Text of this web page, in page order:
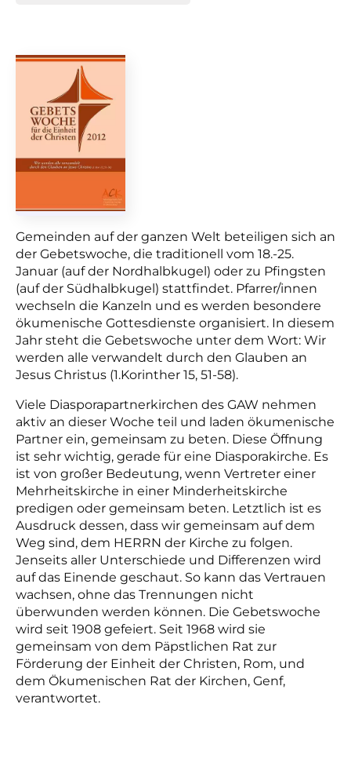
Gemeinden auf der ganzen Welt beteiligen sich an
der Gebetswoche, die traditionell vom 18.-25.
Januar (auf der Nordhalbkugel) oder zu Pfingsten
(auf der Südhalbkugel) stattfindet. Pfarrer/innen
wechseln die Kanzeln und es werden besondere
ökumenische Gottesdienste organisiert. In diesem
Jahr steht die Gebetswoche unter dem Wort: Wir
werden alle verwandelt durch den Glauben an
Jesus Christus (1.Korinther 15, 51-58).
Viele Diasporapartnerkirchen des GAW nehmen
aktiv an dieser Woche teil und laden ökumenische
Partner ein, gemeinsam zu beten. Diese Öffnung
ist sehr wichtig, gerade für eine Diasporakirche. Es
ist von großer Bedeutung, wenn Vertreter einer
Mehrheitskirche in einer Minderheitskirche
predigen oder gemeinsam beten. Letztlich ist es
Ausdruck dessen, dass wir gemeinsam auf dem
Weg sind, dem HERRN der Kirche zu folgen.
Jenseits aller Unterschiede und Differenzen wird
auf das Einende geschaut. So kann das Vertrauen
wachsen, ohne das Trennungen nicht
überwunden werden können. Die Gebetswoche
wird seit 1908 gefeiert. Seit 1968 wird sie
gemeinsam von dem Päpstlichen Rat zur
Förderung der Einheit der Christen, Rom, und
dem Ökumenischen Rat der Kirchen, Genf,
verantwortet.